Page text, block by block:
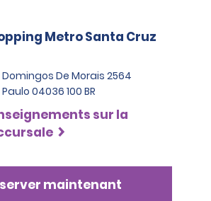
Metro Santa Cruz
Domingos De Morais 2564
04036 100 BR
sur la
maintenant